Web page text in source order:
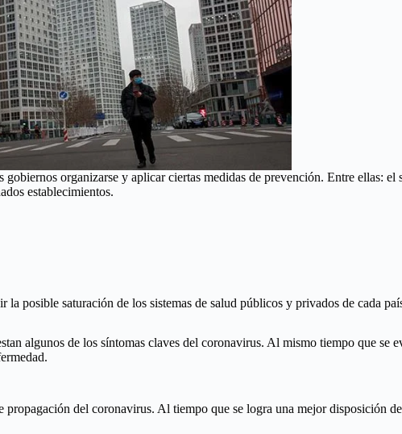
organizarse y aplicar ciertas medidas de prevención. Entre ellas: el
establecimientos.
posible saturación de los sistemas de salud públicos y privados de cada
algunos de los síntomas claves del coronavirus. Al mismo tiempo que se
del coronavirus. Al tiempo que se logra una mejor disposición